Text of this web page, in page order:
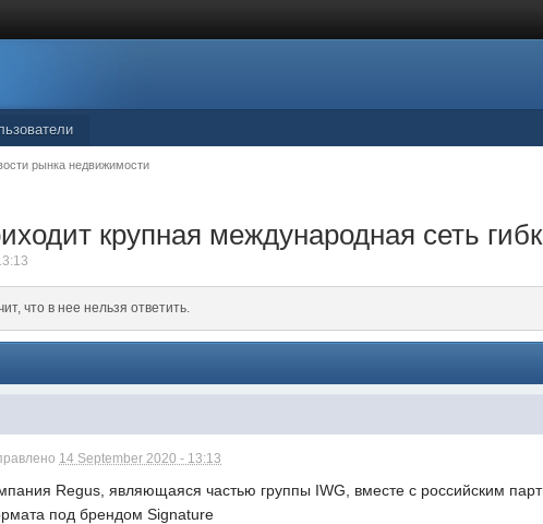
рынка недвижимости
крупная международная сеть
что в нее нельзя ответить.
14 September 2020 - 13:13
Regus, являющаяся частью группы IWG, вместе с российским
под брендом Signature